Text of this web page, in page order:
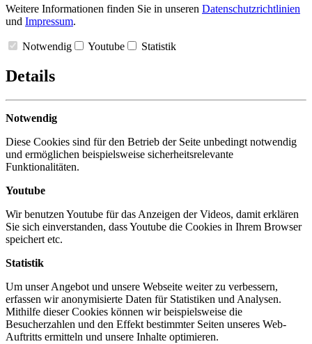
Weitere Informationen finden Sie in unseren Datenschutzrichtlinien
und Impressum.
Notwendig Youtube Statistik
Details
Notwendig
Diese Cookies sind für den Betrieb der Seite unbedingt notwendig
und ermöglichen beispielsweise sicherheitsrelevante
Funktionalitäten.
Youtube
Wir benutzen Youtube für das Anzeigen der Videos, damit erklären
Sie sich einverstanden, dass Youtube die Cookies in Ihrem Browser
speichert etc.
Statistik
Um unser Angebot und unsere Webseite weiter zu verbessern,
erfassen wir anonymisierte Daten für Statistiken und Analysen.
Mithilfe dieser Cookies können wir beispielsweise die
Besucherzahlen und den Effekt bestimmter Seiten unseres Web-
Auftritts ermitteln und unsere Inhalte optimieren.